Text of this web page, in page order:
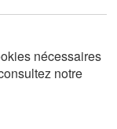
nécessaires
notre